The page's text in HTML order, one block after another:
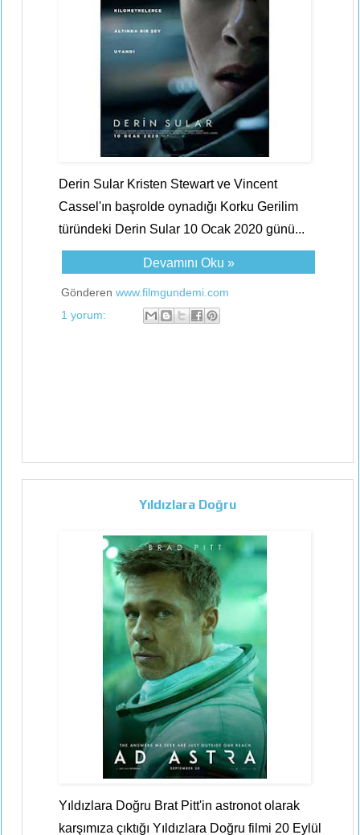
Derin Sular Kristen Stewart ve Vincent
Cassel'ın başrolde oynadığı Korku Gerilim
türündeki Derin Sular 10 Ocak 2020 günü...
Devamını Oku »
Gönderen www.filmgundemi.com
1 yorum:
Yıldızlara Doğru
Yıldızlara Doğru Brat Pitt'in astronot olarak
karşımıza çıktığı Yıldızlara Doğru filmi 20 Eylül